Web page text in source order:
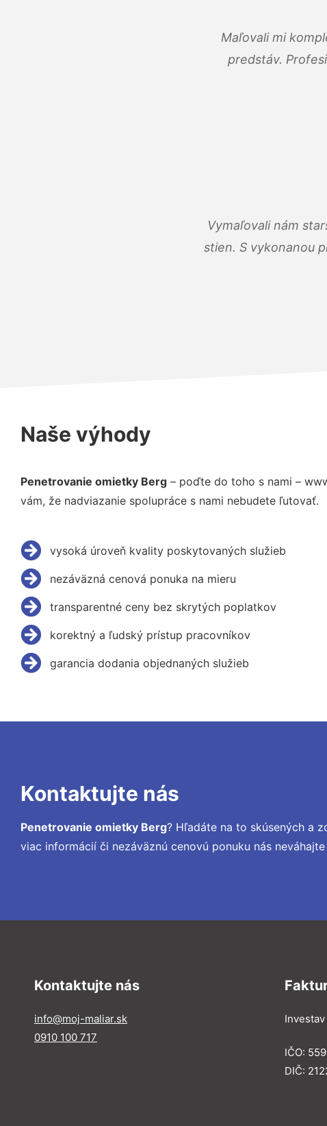
Maľovali mi
predstáv.
Vymaľovali nám
stien. S vykonanou
Naše výhody
Penetrovanie omietky Berg – poďte do toho s nami –
vám, že nadviazanie spolupráce s nami nebudete ľutovať.
vysoká úroveň kvality poskytovaných služieb
nezáväzná cenová ponuka na mieru
transparentné ceny bez skrytých poplatkov
korektný a ľudský prístup pracovníkov
garancia dodania objednaných služieb
Kontaktujte nás
Penetrovanie omietky Berg? Hľadáte na to skúsených a
viac informácií či nezáväznú cenovú ponuku nás
Kontaktujte nás
info@moj-maliar.sk
0910 100 717
Investav
IČO:
DIČ: